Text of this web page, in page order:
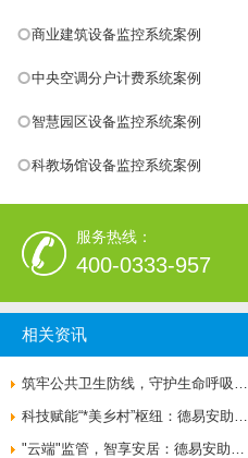
商业建筑设备监控系统案例
中央空调分户计费系统案例
智慧园区设备监控系统案例
科教场馆设备监控系统案例
服务热线：
400-0333-957
相关资讯
筑牢公共卫生防线，守护生命呼吸通
道——济南市**人民医院负压病房空
气流向系统全面升级
科技赋能“*美乡村”枢纽：德易安助力
婺源火车站打造绿色智慧新地标
"云端"监管，智享安居：德易安助力